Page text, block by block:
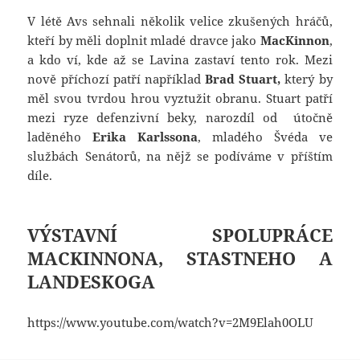
V létě Avs sehnali několik velice zkušených hráčů,
kteří by měli doplnit mladé dravce jako MacKinnon,
a kdo ví, kde až se Lavina zastaví tento rok. Mezi
nově příchozí patří napříkladBrad Stuart,který by
měl svou tvrdou hrou vyztužit obranu. Stuart patří
mezi ryze defenzivní beky, narozdíl od útočně
laděnéhoErika Karlssona, mladého Švéda ve
službách Senátorů, na nějž se podíváme v příštím
díle.
VÝSTAVNÍ SPOLUPRÁCE
MACKINNONA, STASTNEHO A
LANDESKOGA
https://www.youtube.com/watch?v=2M9Elah0OLU